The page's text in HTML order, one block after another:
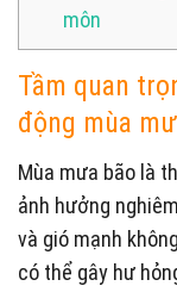
môn
Tầm quan
động mùa
Mùa mưa bão là
ảnh hưởng
và gió mạnh
có thể gây hư